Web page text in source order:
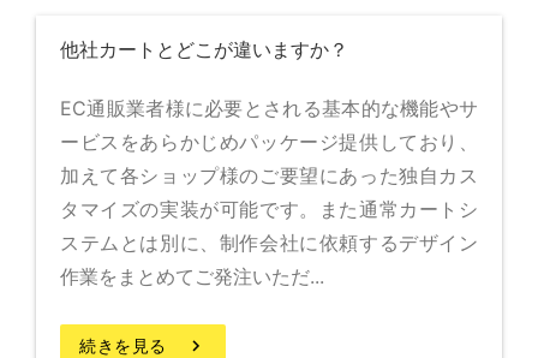
他社カートとどこが違いますか？
EC通販業者様に必要とされる基本的な機能やサ
ービスをあらかじめパッケージ提供しており、
加えて各ショップ様のご要望にあった独自カス
タマイズの実装が可能です。また通常カートシ
ステムとは別に、制作会社に依頼するデザイン
作業をまとめてご発注いただ...
続きを見る keyboard_arrow_right